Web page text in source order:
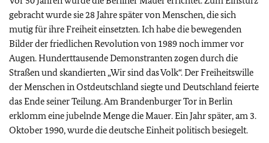
gebracht wurde sie 28 Jahre später von Menschen, die sich
mutig für ihre Freiheit einsetzten. Ich habe die bewegenden
Bilder der friedlichen Revolution von 1989 noch immer vor
Augen. Hunderttausende Demonstranten zogen durch die
Straßen und skandierten „Wir sind das Volk“. Der Freiheitswille
der Menschen in Ostdeutschland siegte und Deutschland feierte
das Ende seiner Teilung. Am Brandenburger Tor in Berlin
erklomm eine jubelnde Menge die Mauer. Ein Jahr später, am 3.
Oktober 1990, wurde die deutsche Einheit politisch besiegelt.